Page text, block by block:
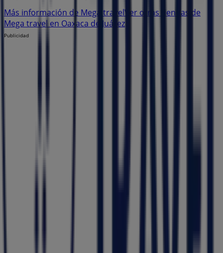
Más información de Mega travelVer otras tiendas de
Mega travel en Oaxaca de Juárez
Publicidad